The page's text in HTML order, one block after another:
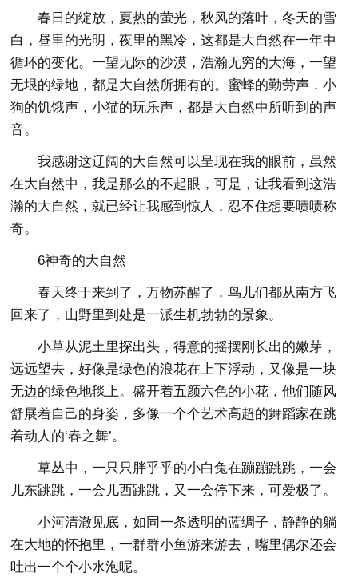
春日的绽放，夏热的萤光，秋风的落叶，冬天的雪
白，昼里的光明，夜里的黑冷，这都是大自然在一年中
循环的变化。一望无际的沙漠，浩瀚无穷的大海，一望
无垠的绿地，都是大自然所拥有的。蜜蜂的勤劳声，小
狗的饥饿声，小猫的玩乐声，都是大自然中所听到的声
音。
我感谢这辽阔的大自然可以呈现在我的眼前，虽然
在大自然中，我是那么的不起眼，可是，让我看到这浩
瀚的大自然，就已经让我感到惊人，忍不住想要啧啧称
奇。
6神奇的大自然
春天终于来到了，万物苏醒了，鸟儿们都从南方飞
回来了，山野里到处是一派生机勃勃的景象。
小草从泥土里探出头，得意的摇摆刚长出的嫩芽，
远远望去，好像是绿色的浪花在上下浮动，又像是一块
无边的绿色地毯上。盛开着五颜六色的小花，他们随风
舒展着自己的身姿，多像一个个艺术高超的舞蹈家在跳
着动人的‘春之舞’。
草丛中，一只只胖乎乎的小白兔在蹦蹦跳跳，一会
儿东跳跳，一会儿西跳跳，又一会停下来，可爱极了。
小河清澈见底，如同一条透明的蓝绸子，静静的躺
在大地的怀抱里，一群群小鱼游来游去，嘴里偶尔还会
吐出一个个小水泡呢。